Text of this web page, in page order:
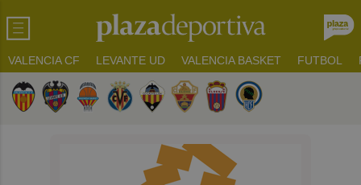
VALENCIA CF LEVANTE UD VALENCIA BASKET FUTBOL